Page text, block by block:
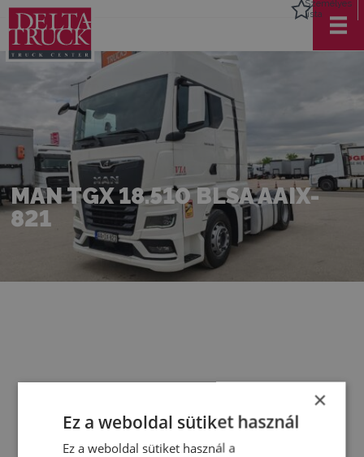
Személyes
lista
MAN TGX 18.510 BLSA AAIX-
821
×
Ez a weboldal sütiket használ
Ez a weboldal sütiket használ a